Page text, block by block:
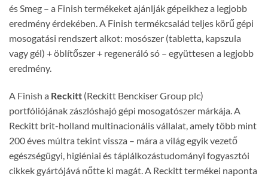
és Smeg – a Finish termékeket ajánlják gépeikhez a legjobb
eredmény érdekében. A Finish termékcsalád teljes körű gépi
mosogatási rendszert alkot: mosószer (tabletta, kapszula
vagy gél) + öblítőszer + regeneráló só – együttesen a legjobb
eredmény.
A Finish a Reckitt (Reckitt Benckiser Group plc)
portfóliójának zászlóshajó gépi mosogatószer márkája. A
Reckitt brit-holland multinacionális vállalat, amely több mint
200 éves múltra tekint vissza – mára a világ egyik vezető
egészségügyi, higiéniai és táplálkozástudományi fogyasztói
cikkek gyártójává nőtte ki magát. A Reckitt termékei naponta